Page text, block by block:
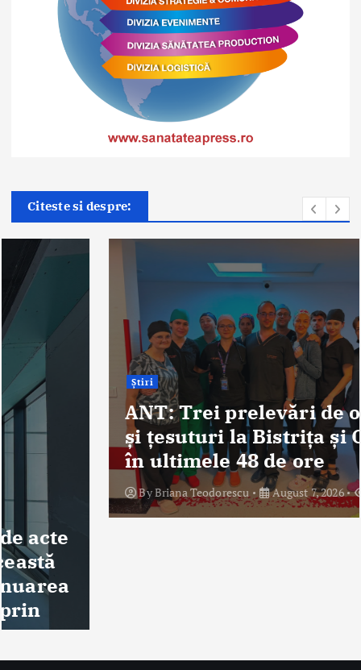
Citeste si despre:
Știri
ANT: Trei prelevări de organe
și țesuturi la Bistrița și Oradea
în ultimele 48 de ore
Briana Teodorescu August 7, 2026 234 views
Despre Noi